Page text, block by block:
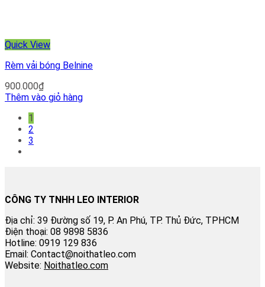
Quick View
Rèm vải bóng Belnine
900.000₫
Thêm vào giỏ hàng
1
2
3
CÔNG TY TNHH LEO INTERIOR
Địa chỉ: 39 Đường số 19, P. An Phú, TP. Thủ Đức, TPHCM
Điện thoại: 08 9898 5836
Hotline: 0919 129 836
Email: Contact@noithatleo.com
Website: Noithatleo.com